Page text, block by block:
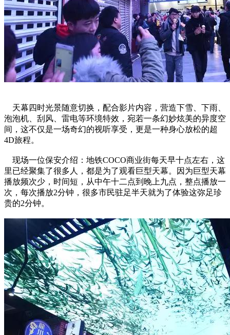
天幕四时光景随意切换，配合影片内容，营造下雪、下雨、
泡泡机、刮风、雷电等环境特效，宛若一条幻妙炫美的异度空
间，这不仅是一场奇幻的视听享受，更是一种身心放松的超
4D旅程。
现场一位保安介绍：地铁COCO商业街每天早十点左右，这
里已经聚集了很多人，都是为了观看巨型天幕。因为巨型天幕
播放频次少，时间短，从中午十二点到晚上九点，整点播放一
次，每次播放2分钟，很多市民驻足半天就为了体验这弥足珍
贵的2分钟。